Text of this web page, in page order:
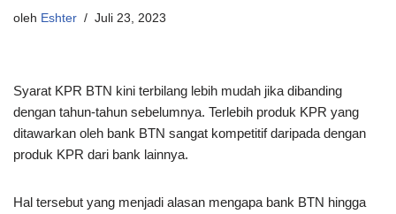
oleh Eshter Juli 23, 2023
Syarat KPR BTN kini terbilang lebih mudah jika dibanding
dengan tahun-tahun sebelumnya. Terlebih produk KPR yang
ditawarkan oleh bank BTN sangat kompetitif daripada dengan
produk KPR dari bank lainnya.
Hal tersebut yang menjadi alasan mengapa bank BTN hingga